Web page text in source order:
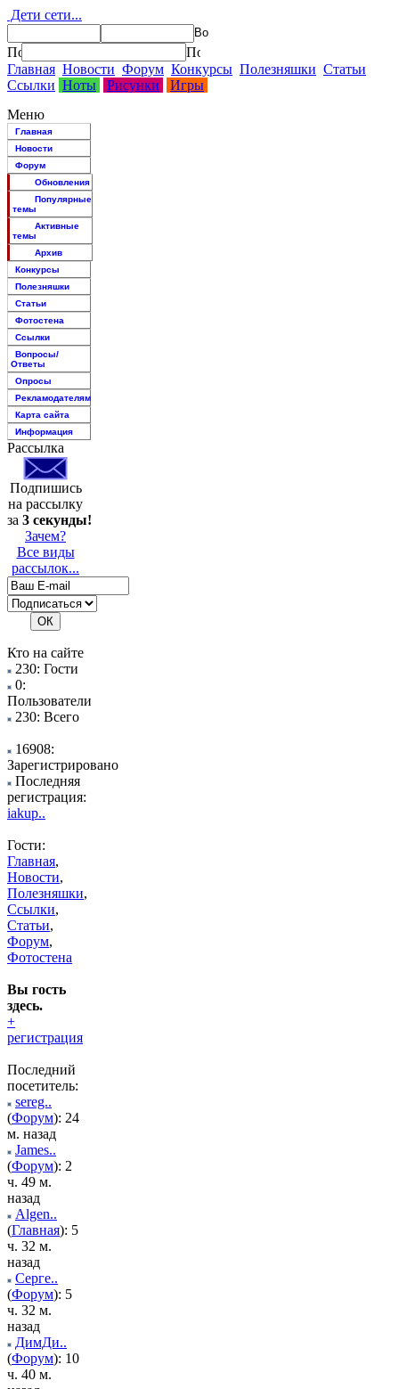
Дети сети...
Главная Новости Форум Конкурсы Полезняшки Статьи
Ссылки Ноты Рисунки
Игры
Меню
Главная
Новости
Форум
Обновления
Популярные
темы
Активные
темы
Архив
Конкурсы
Полезняшки
Статьи
Фотостена
Ссылки
Вопросы/
Ответы
Опросы
Рекламодателям
Карта сайта
Информация
Рассылка
Подпишись
на рассылку
за 3 секунды!
Зачем?
Все виды
рассылок...
Кто на сайте
230: Гости
0:
Пользователи
230: Всего
16908:
Зарегистрировано
Последняя
регистрация:
iakup..
Гости:
Главная,
Новости,
Полезняшки,
Ссылки,
Статьи,
Форум,
Фотостена
Вы гость
здесь.
+
регистрация
Последний
посетитель:
sereg..
(Форум): 24
м. назад
James..
(Форум): 2
ч. 49 м.
назад
Algen..
(Главная): 5
ч. 32 м.
назад
Серге..
(Форум): 5
ч. 32 м.
назад
ДимДи..
(Форум): 10
ч. 40 м.